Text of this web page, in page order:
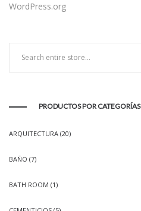
WordPress.org
PRODUCTOS POR CATEGORÍAS
ARQUITECTURA (20)
BAÑO (7)
BATH ROOM (1)